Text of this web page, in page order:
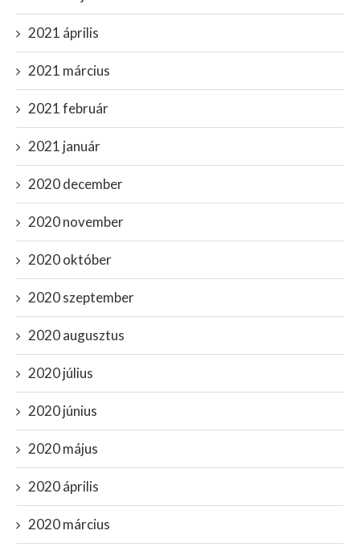
2021 április
2021 március
2021 február
2021 január
2020 december
2020 november
2020 október
2020 szeptember
2020 augusztus
2020 július
2020 június
2020 május
2020 április
2020 március